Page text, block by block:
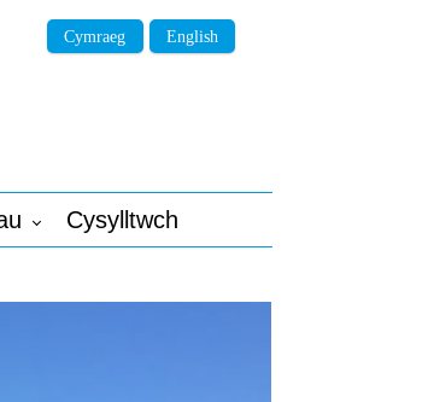
Cymraeg English
Cysylltwch